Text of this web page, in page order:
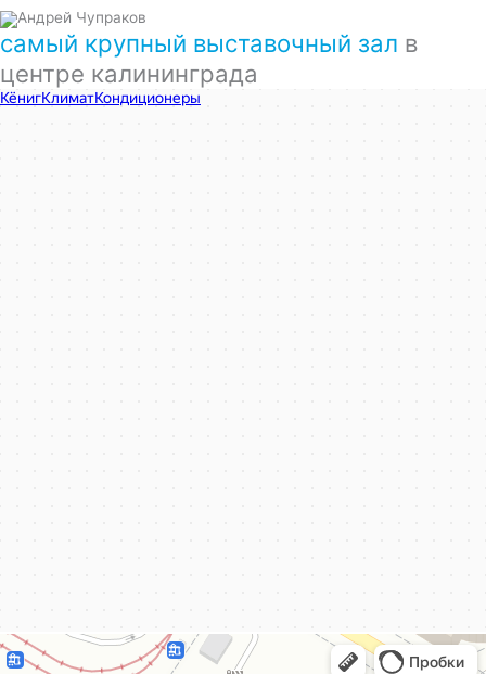
самый крупный выставочный зал в
центре калининграда
КёнигКлимат
Кондиционеры в Калининграде
КёнигКлимат
Кондиционеры в Калининграде